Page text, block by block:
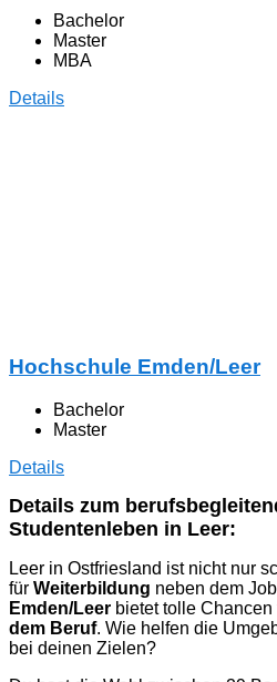
Bachelor
Master
MBA
Details
Hochschule Emden/Leer
Bachelor
Master
Details
Details zum
Studentenleben in Leer:
Leer in Ostfriesland ist nicht nur
für Weiterbildung neben dem
Emden/Leer bietet tolle Chancen
dem Beruf. Wie helfen die
bei deinen Zielen?